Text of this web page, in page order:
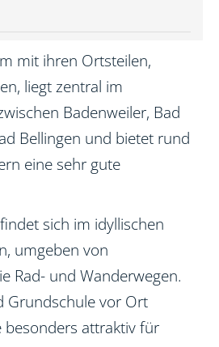
mit ihren Ortsteilen,
liegt zentral im
Badenweiler, Bad
Bellingen und bietet rund
eine sehr gute
sich im idyllischen
umgeben von
Rad- und Wanderwegen.
Grundschule vor Ort
besonders attraktiv für